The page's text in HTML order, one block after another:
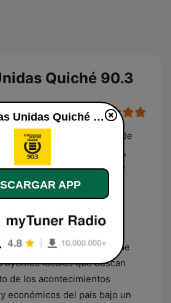
Quiché 90.3
90.3 es una estación de
departamento de El Quiché,
especializa en la emisión de
y de actualidad. Su
está compuesta por
reportajes regionales y
más destacados a nivel
funciona como un punto de
oyentes locales que buscan
de los acontecimientos
económicos del país bajo un
Emisoras Unidas Quiché 90.3 en línea
APP